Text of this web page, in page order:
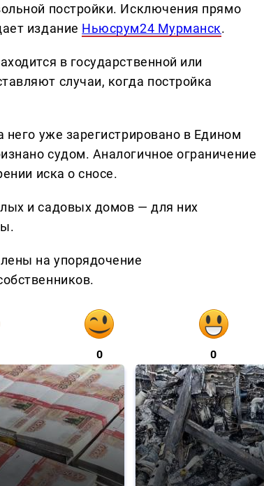
постройки. Исключения прямо
издание Ньюсрум24 Мурманск.
в государственной или
случаи, когда постройка
уже зарегистрировано в Едином
судом. Аналогичное ограничение
иска о сносе.
и садовых домов — для них
на упорядочение
0 0